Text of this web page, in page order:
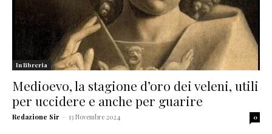
In libreria
Medioevo, la stagione d’oro dei veleni, utili
per uccidere e anche per guarire
Redazione Sir - 13 Novembre 2024 0